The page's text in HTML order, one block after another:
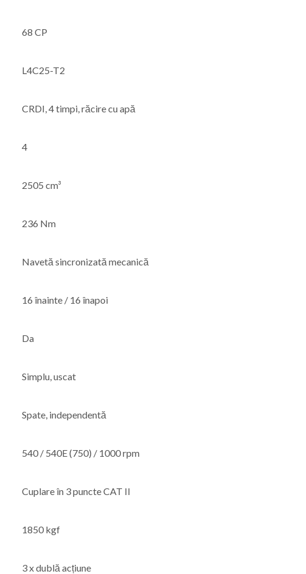
68 CP
L4C25-T2
CRDI, 4 timpi, răcire cu apă
4
2505 cm³
236 Nm
Navetă sincronizată mecanică
16 înainte / 16 înapoi
Da
Simplu, uscat
Spate, independentă
540 / 540E (750) / 1000 rpm
Cuplare în 3 puncte CAT II
1850 kgf
3 x dublă acțiune